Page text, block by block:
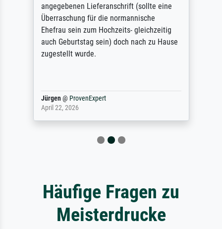
angegebenen Lieferanschrift (sollte eine
Überraschung für die normannische
Ehefrau sein zum Hochzeits- gleichzeitig
auch Geburtstag sein) doch nach zu Hause
zugestellt wurde.
Jürgen@ ProvenExpert
April 22, 2026
Häufige Fragen zu
Meisterdrucke